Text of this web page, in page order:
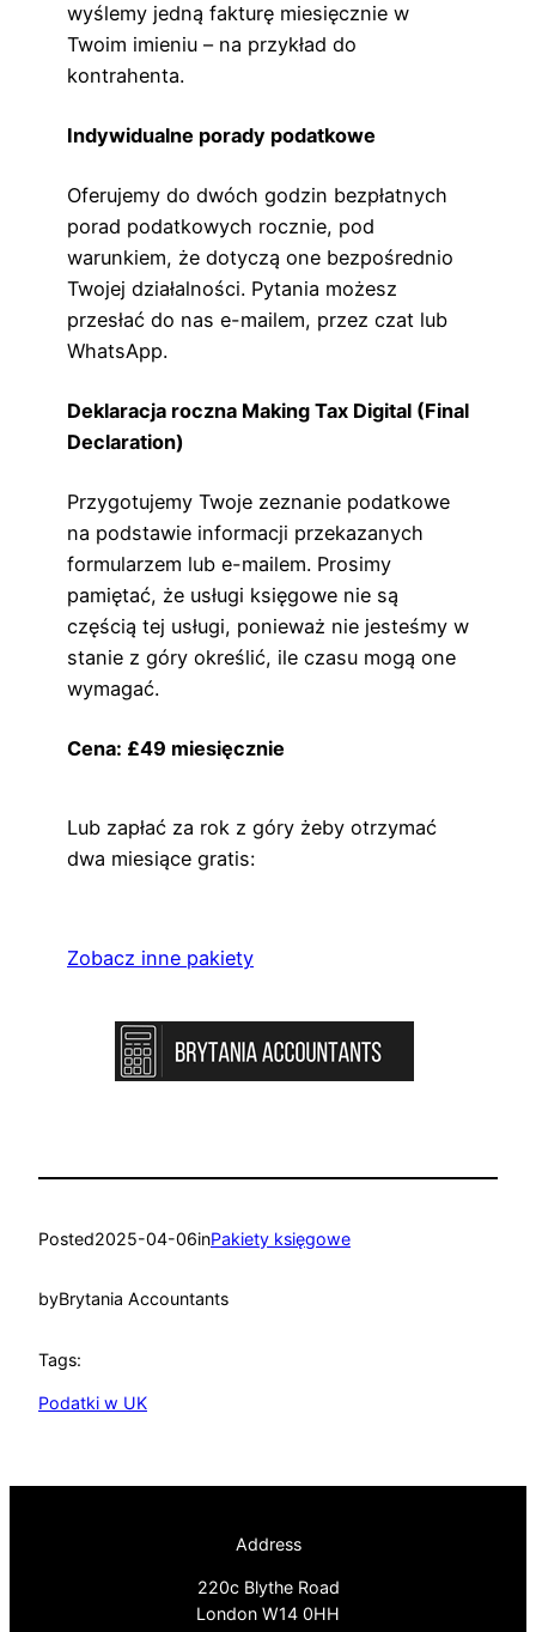
wyślemy jedną fakturę miesięcznie w
Twoim imieniu – na przykład do
kontrahenta.
Indywidualne porady podatkowe
Oferujemy do dwóch godzin bezpłatnych
porad podatkowych rocznie, pod
warunkiem, że dotyczą one bezpośrednio
Twojej działalności. Pytania możesz
przesłać do nas e-mailem, przez czat lub
WhatsApp.
Deklaracja roczna Making Tax Digital (Final
Declaration)
Przygotujemy Twoje zeznanie podatkowe
na podstawie informacji przekazanych
formularzem lub e-mailem. Prosimy
pamiętać, że usługi księgowe nie są
częścią tej usługi, ponieważ nie jesteśmy w
stanie z góry określić, ile czasu mogą one
wymagać.
Cena: £49 miesięcznie
Lub zapłać za rok z góry żeby otrzymać
dwa miesiące gratis:
Zobacz inne pakiety
Posted2025-04-06inPakiety księgowe
byBrytania Accountants
Tags:
Podatki w UK
Address
220c Blythe Road
London W14 0HH